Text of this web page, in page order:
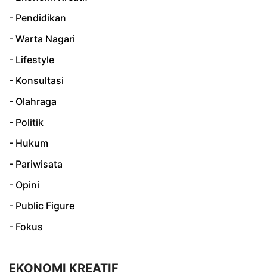
- Pendidikan
- Warta Nagari
- Lifestyle
- Konsultasi
- Olahraga
- Politik
- Hukum
- Pariwisata
- Opini
- Public Figure
- Fokus
EKONOMI KREATIF